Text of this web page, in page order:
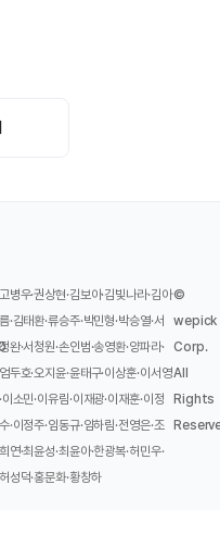
고병우·권상현·김보아·김빛나라·김아
름·김태환·류승주·박민형·박승열·서
완·서청원·손인범·송영환·양파라·
엄두호·오지윤·윤태구·이상훈·이서영
·이소민·이유림·이재광·이재훈·이정
수·이정주·임동규·임하림·전영은·조
희연·최윤성·최윤아·한광복·허민우·
허성덕·홍문화·황창하
©
wepick
Corp.
All
Rights